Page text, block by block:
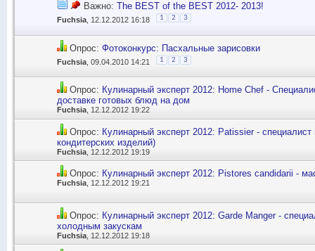
Важно: The BEST of the BEST 2012- 2013!
Fuchsia , 12.12.2012 16:18 1 2 3
Опрос: Фотоконкурс: Пасхальные зарисовки
Fuchsia , 09.04.2010 14:21 1 2 3
Опрос: Кулинарный эксперт 2012: Home Chef -
доставке готовых блюд на дом
Fuchsia, 12.12.2012 19:22
Опрос: Кулинарный эксперт 2012: Patissier - специалист
кондитерских изделий)
Fuchsia , 12.12.2012 19:19
Опрос: Кулинарный эксперт 2012: Pistores candidarii -
Fuchsia , 12.12.2012 19:21
Опрос: Кулинарный эксперт 2012: Garde Manger -
холодным закускам
Fuchsia , 12.12.2012 19:18